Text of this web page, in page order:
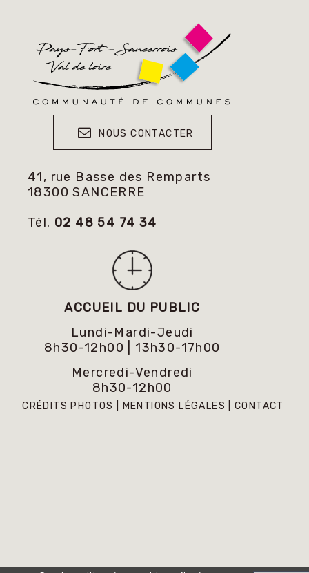
NOUS CONTACTER
41, rue Basse des Remparts
18300 SANCERRE
Tél. 02 48 54 74 34
ACCUEIL DU PUBLIC
Lundi-Mardi-Jeudi
8h30-12h00 | 13h30-17h00
Mercredi-Vendredi
8h30-12h00
CRÉDITS PHOTOS MENTIONS LÉGALES CONTACT